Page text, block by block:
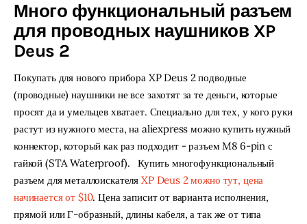
Много функциональный разъем
для проводных наушников XP
Deus 2
Покупать для нового прибора XP Deus 2 подводные
(проводные) наушники не все захотят за те деньги, которые
просят да и умельцев хватает. Специально для тех, у кого руки
растут из нужного места, на aliexpress можно купить нужный
коннектор, который как раз подходит - разъем M8 6-pin с
гайкой (STA Waterproof). Купить многофункциональный
разъем для металлоискателя XP Deus 2 можно тут, цена
начинается от $10. Цена записит от варианта исполнения,
прямой или Г-образный, длины кабеля, а так же от типа